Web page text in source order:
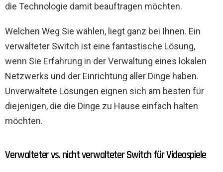
die Technologie damit beauftragen möchten.
Welchen Weg Sie wählen, liegt ganz bei Ihnen. Ein
verwalteter Switch ist eine fantastische Lösung,
wenn Sie Erfahrung in der Verwaltung eines lokalen
Netzwerks und der Einrichtung aller Dinge haben.
Unverwaltete Lösungen eignen sich am besten für
diejenigen, die die Dinge zu Hause einfach halten
möchten.
Verwalteter vs. nicht verwalteter Switch für Videospiele